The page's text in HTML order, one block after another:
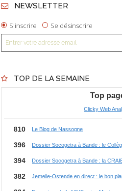
NEWSLETTER
S'inscrire Se désinscrire
TOP DE LA SEMAINE